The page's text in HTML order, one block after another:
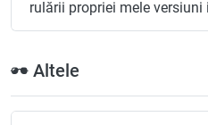
rulării propriei mele versiuni
Altele